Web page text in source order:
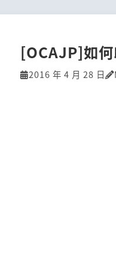
[OCAJP]如何
2016 年 4 月 28 日